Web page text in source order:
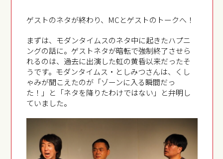
ゲストのネタが終わり、MCとゲストのトークへ！
まずは、モダンタイムスのネタ中に起きたハプニ
ングの話に。ゲストネタが暗転で強制終了させら
れるのは、過去に出演した虹の黄昏以来だったそ
うです。モダンタイムス・としみつさんは、くし
ゃみが聞こえたのが「ゾーンに入る瞬間だっ
た！」と「ネタを降りたわけではない」と弁明し
ていました。